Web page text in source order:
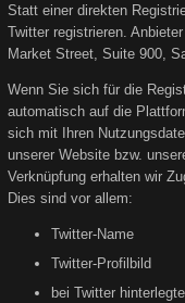
Statt einer direkten
Twitter registrieren.
Market Street, Suite 900,
Wenn Sie sich für die
automatisch auf die
sich mit Ihren
unserer Website bzw.
Verknüpfung erhalten wir
Dies sind vor allem:
Twitter-Name
Twitter-Profilbild
bei Twitter